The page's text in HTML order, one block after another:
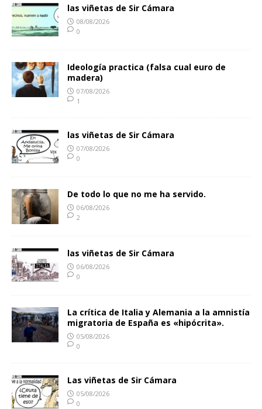
las viñetas de Sir Cámara
08/08/2026
0
Ideología practica (falsa cual euro de
madera)
07/08/2026
1
las viñetas de Sir Cámara
07/08/2026
0
De todo lo que no me ha servido.
06/08/2026
2
las viñetas de Sir Cámara
06/08/2026
0
La crítica de Italia y Alemania a la amnistía
migratoria de España es «hipócrita».
05/08/2026
0
Las viñetas de Sir Cámara
05/08/2026
0